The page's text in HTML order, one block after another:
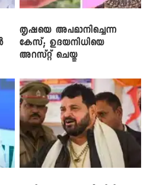
തൃഷയെ അപമാനിച്ചെന്ന
കേസ്; ഉദയനിധിയെ
അറസ്റ്റ് ചെയ്തു